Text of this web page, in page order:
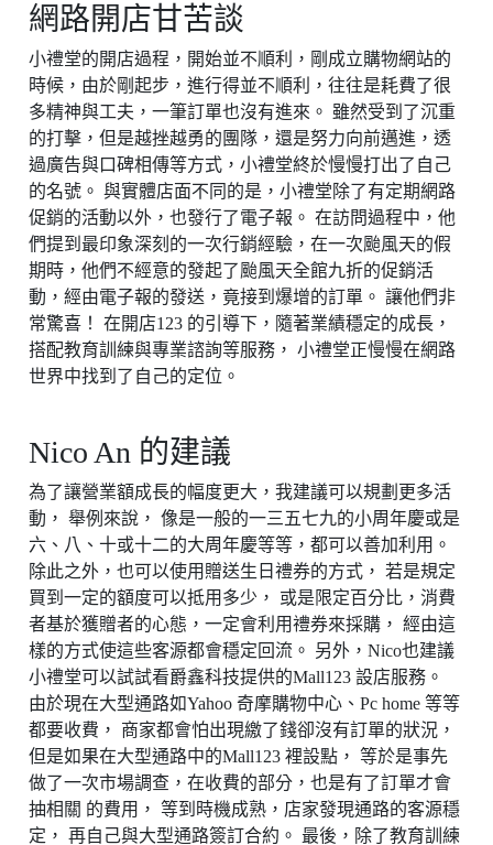
網路開店甘苦談
小禮堂的開店過程，開始並不順利，剛成立購物網站的
時候，由於剛起步，進行得並不順利，往往是耗費了很
多精神與工夫，一筆訂單也沒有進來。 雖然受到了沉重
的打擊，但是越挫越勇的團隊，還是努力向前邁進，透
過廣告與口碑相傳等方式，小禮堂終於慢慢打出了自己
的名號。 與實體店面不同的是，小禮堂除了有定期網路
促銷的活動以外，也發行了電子報。 在訪問過程中，他
們提到最印象深刻的一次行銷經驗，在一次颱風天的假
期時，他們不經意的發起了颱風天全館九折的促銷活
動，經由電子報的發送，竟接到爆增的訂單。 讓他們非
常驚喜！ 在開店123 的引導下，隨著業績穩定的成長，
搭配教育訓練與專業諮詢等服務， 小禮堂正慢慢在網路
世界中找到了自己的定位。
Nico An 的建議
為了讓營業額成長的幅度更大，我建議可以規劃更多活
動， 舉例來說， 像是一般的一三五七九的小周年慶或是
六、八、十或十二的大周年慶等等，都可以善加利用。
除此之外，也可以使用贈送生日禮券的方式， 若是規定
買到一定的額度可以抵用多少， 或是限定百分比，消費
者基於獲贈者的心態，一定會利用禮券來採購， 經由這
樣的方式使這些客源都會穩定回流。 另外，Nico也建議
小禮堂可以試試看爵鑫科技提供的Mall123 設店服務。
由於現在大型通路如Yahoo 奇摩購物中心、Pc home 等等
都要收費， 商家都會怕出現繳了錢卻沒有訂單的狀況，
但是如果在大型通路中的Mall123 裡設點， 等於是事先
做了一次市場調查，在收費的部分，也是有了訂單才會
抽相關 的費用， 等到時機成熟，店家發現通路的客源穩
定， 再自己與大型通路簽訂合約。 最後，除了教育訓練